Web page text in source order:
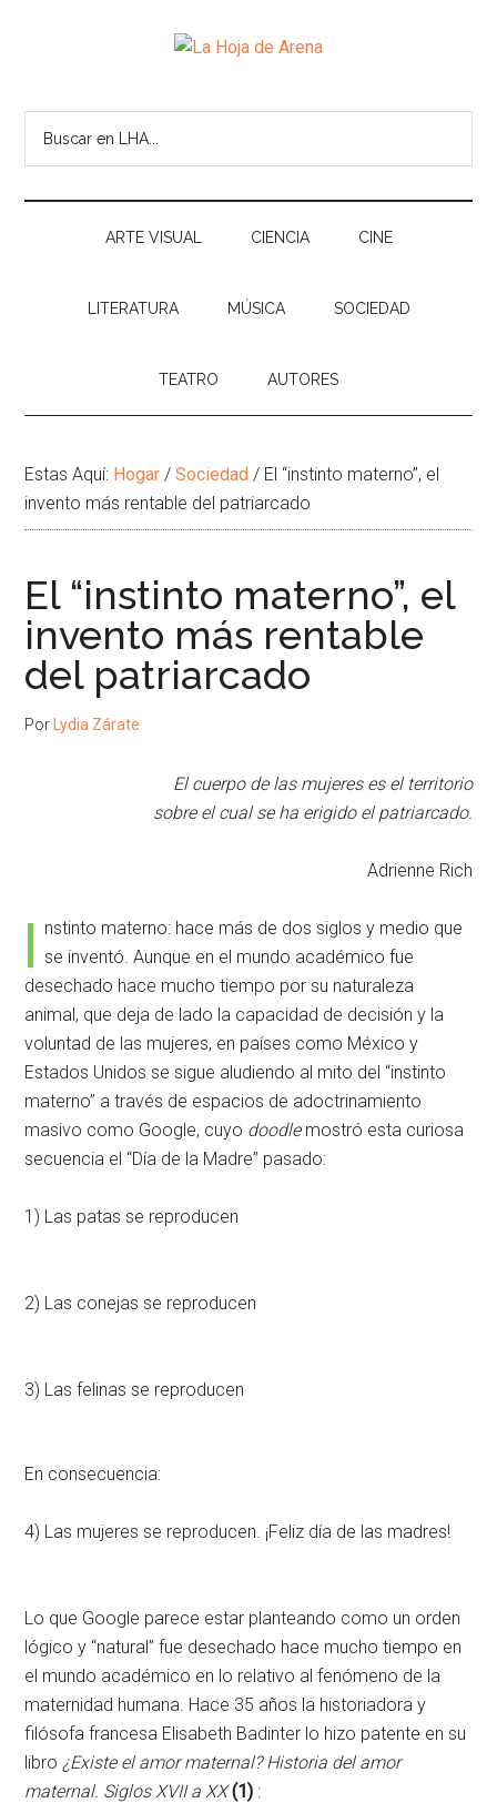
Lateral
paginaHoja
de
Arena
de
temas
ARTE VISUAL CIENCIA CINE
LITERATURA MÚSICA SOCIEDAD
TEATRO AUTORES
Estas Aquí: Hogar / Sociedad / El “instinto materno”, el
invento más rentable del patriarcado
El “instinto materno”, el
invento más rentable
del patriarcado
Por Lydia Zárate
El cuerpo de las mujeres es el territorio
sobre el cual se ha erigido el patriarcado.
Adrienne Rich
I nstinto materno: hace más de dos siglos y medio que
se inventó. Aunque en el mundo académico fue
desechado hace mucho tiempo por su naturaleza
animal, que deja de lado la capacidad de decisión y la
voluntad de las mujeres, en países como México y
Estados Unidos se sigue aludiendo al mito del “instinto
materno” a través de espacios de adoctrinamiento
masivo como Google, cuyo doodlemostró esta curiosa
secuencia el “Día de la Madre” pasado:
1) Las patas se reproducen
2) Las conejas se reproducen
3) Las felinas se reproducen
En consecuencia:
4) Las mujeres se reproducen. ¡Feliz día de las madres!
Lo que Google parece estar planteando como un orden
lógico y “natural” fue desechado hace mucho tiempo en
el mundo académico en lo relativo al fenómeno de la
maternidad humana. Hace 35 años la historiadora y
filósofa francesa Elisabeth Badinter lo hizo patente en su
libro ¿Existe el amor maternal? Historia del amor
maternal. Siglos XVII a XX(1) :